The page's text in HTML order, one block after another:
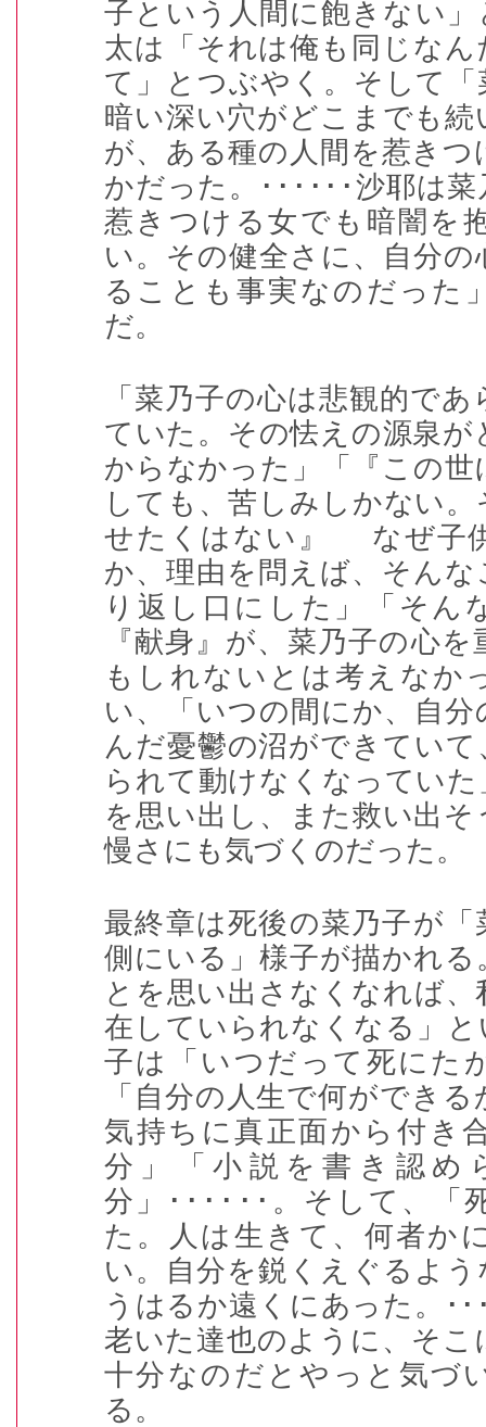
子という人間に飽きない
太は「それは俺も同じな
て」とつぶやく。そして
暗い深い穴がどこまでも
が、ある種の人間を惹き
かだった。
･･････沙耶は
惹きつける女でも暗闇を
い。その健全さに、自分
ることも事実なのだった
だ。
「菜乃子の心は悲観的で
ていた。その怯えの源泉
からなかった」「『この
しても、苦しみしかない
せたくはない』
なぜ子
か、理由を問えば、そん
り返し口にした」「そん
『献身』が、菜乃子の心
もしれないとは考えなか
い、「いつの間にか、自
んだ憂鬱の沼ができてい
られて動けなくなってい
を思い出し、また救い出
慢さにも気づくのだった。
最終章は死後の菜乃子が
側にいる」様子が描かれ
とを思い出さなくなれば
在していられなくなる」
子は「いつだって死にた
「自分の人生で何ができ
気持ちに真正面から付き
分」「小説を書き認め
分」
･･････ 。そして、「
た。人は生きて、何者か
い。自分を鋭くえぐるよ
うはるか遠くにあった。
･
老いた達也のように、そ
十分なのだとやっと気づ
る。